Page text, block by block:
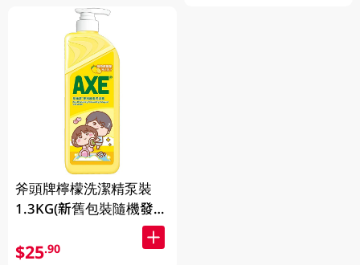
斧頭牌檸檬洗潔精泵裝
1.3KG(新舊包裝隨機發
$25.90